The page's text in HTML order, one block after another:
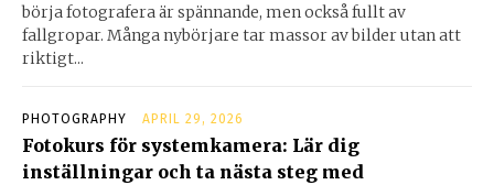
börja fotografera är spännande, men också fullt av
fallgropar. Många nybörjare tar massor av bilder utan att
riktigt...
PHOTOGRAPHY APRIL 29, 2026
Fotokurs för systemkamera: Lär dig
inställningar och ta nästa steg med